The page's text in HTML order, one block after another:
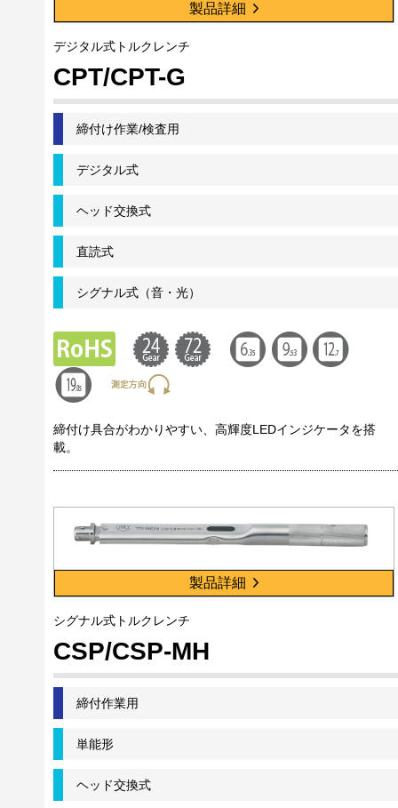
製品詳細
デジタル式トルクレンチ
CPT/CPT-G
締付け作業/検査用
デジタル式
ヘッド交換式
直読式
シグナル式（音・光）
締付け具合がわかりやすい、高輝度LEDインジケータを搭
載。
製品詳細
シグナル式トルクレンチ
CSP/CSP-MH
締付作業用
単能形
ヘッド交換式